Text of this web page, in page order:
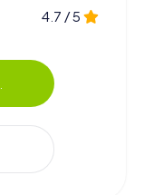
4.7 / 5